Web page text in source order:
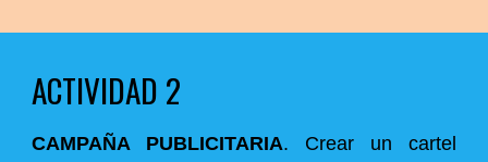
ACTIVIDAD 2
CAMPAÑA PUBLICITARIA. Crear un cartel